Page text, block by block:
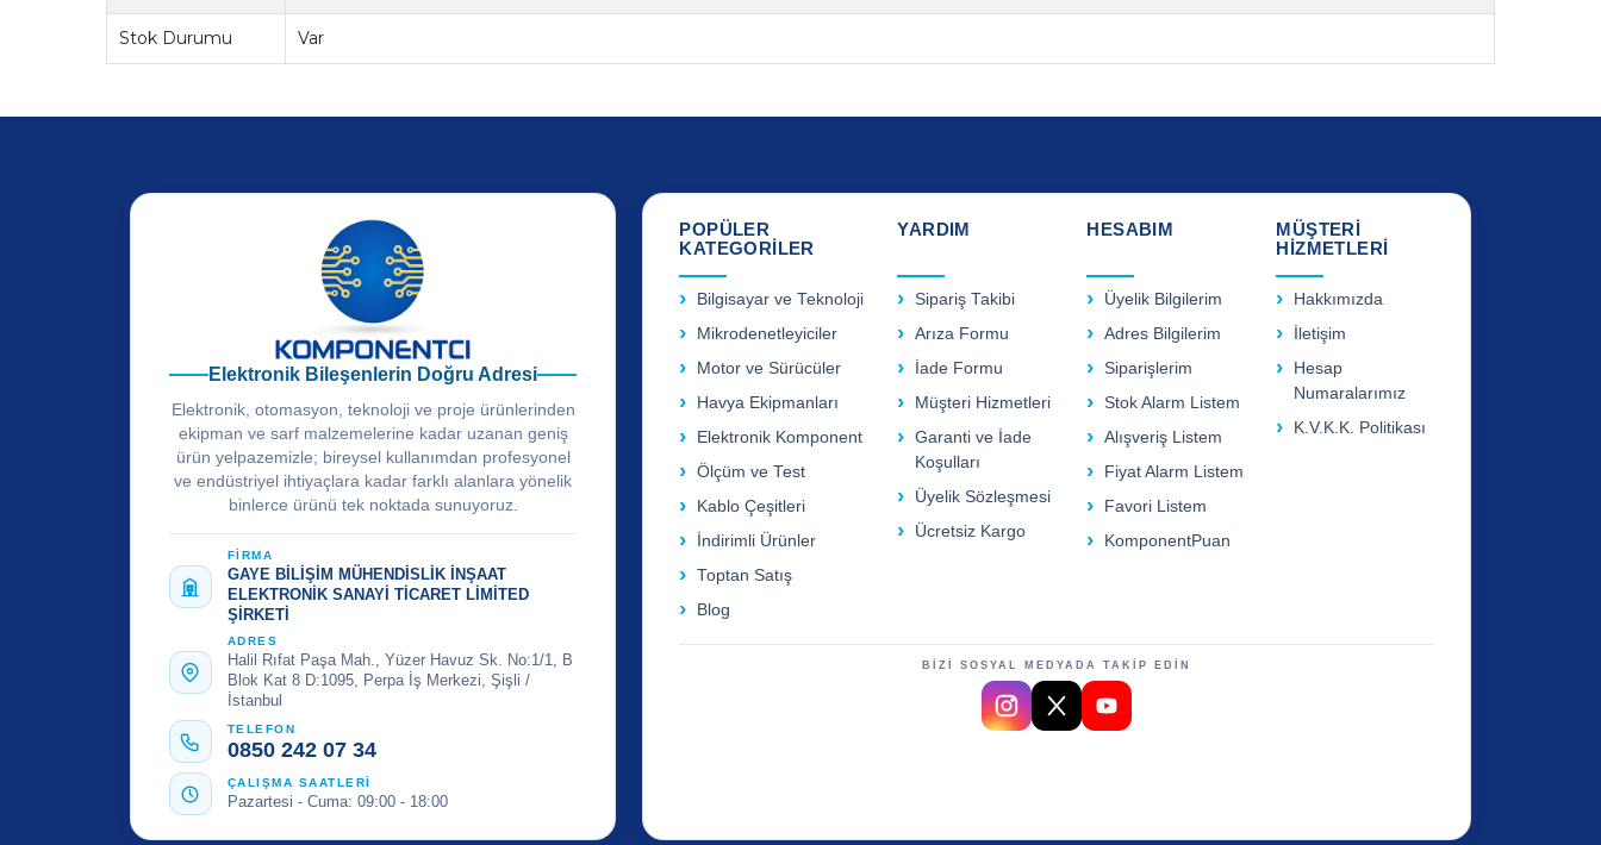
Stok Durumu Var
Elektronik Bileşenlerin Doğru Adresi
Elektronik, otomasyon, teknoloji ve proje ürünlerinden
ekipman ve sarf malzemelerine kadar uzanan geniş
ürün yelpazemizle; bireysel kullanımdan profesyonel
ve endüstriyel ihtiyaçlara kadar farklı alanlara yönelik
binlerce ürünü tek noktada sunuyoruz.
FİRMA
GAYE BİLİŞİM MÜHENDİSLİK İNŞAAT
ELEKTRONİK SANAYİ TİCARET LİMİTED
ŞİRKETİ
ADRES
Halil Rıfat Paşa Mah., Yüzer Havuz Sk. No:1/1, B
Blok Kat 8 D:1095, Perpa İş Merkezi, Şişli /
İstanbul
TELEFON
0850 242 07 34
ÇALIŞMA SAATLERİ
Pazartesi - Cuma: 09:00 - 18:00
POPÜLER
KATEGORİLER
Bilgisayar ve Teknoloji
Mikrodenetleyiciler
Motor ve Sürücüler
Havya Ekipmanları
Elektronik Komponent
Ölçüm ve Test
Kablo Çeşitleri
İndirimli Ürünler
Toptan Satış
Blog
YARDIM
Sipariş Takibi
Arıza Formu
İade Formu
Müşteri Hizmetleri
Garanti ve İade
Koşulları
Üyelik Sözleşmesi
Ücretsiz Kargo
HESABIM
Üyelik Bilgilerim
Adres Bilgilerim
Siparişlerim
Stok Alarm Listem
Alışveriş Listem
Fiyat Alarm Listem
Favori Listem
KomponentPuan
MÜŞTERİ
HİZMETLERİ
Hakkımızda
İletişim
Hesap
Numaralarımız
K.V.K.K. Politikası
BİZİ SOSYAL MEDYADA TAKİP EDİN